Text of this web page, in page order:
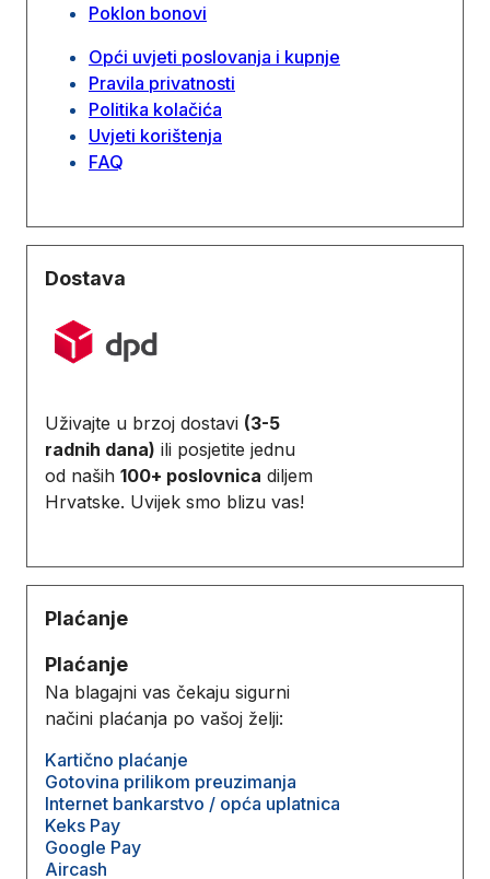
Poklon bonovi
Opći uvjeti poslovanja i kupnje
Pravila privatnosti
Politika kolačića
Uvjeti korištenja
FAQ
Dostava
Uživajte u brzoj dostavi (3-5
radnih dana) ili posjetite jednu
od naših 100+ poslovnica diljem
Hrvatske. Uvijek smo blizu vas!
Plaćanje
Plaćanje
Na blagajni vas čekaju sigurni
načini plaćanja po vašoj želji:
Kartično plaćanje
Gotovina prilikom preuzimanja
Internet bankarstvo / opća uplatnica
Keks Pay
Google Pay
Aircash